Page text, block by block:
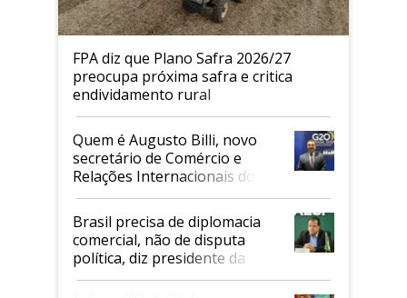
FPA diz que Plano Safra 2026/27
preocupa próxima safra e critica
endividamento rural
Quem é Augusto Billi, novo
secretário de Comércio e
Relações Internacionais do
Mapa
Brasil precisa de diplomacia
comercial, não de disputa
política, diz presidente da
Faesp